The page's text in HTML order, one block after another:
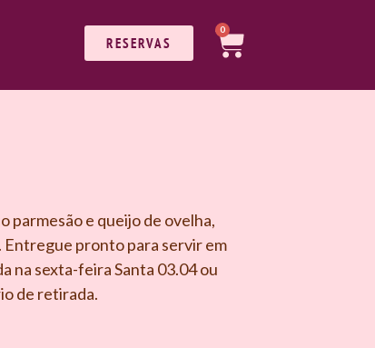
RESERVAS
0
parmesão e queijo de ovelha,
Entregue pronto para servir em
na sexta-feira Santa 03.04 ou
de retirada.